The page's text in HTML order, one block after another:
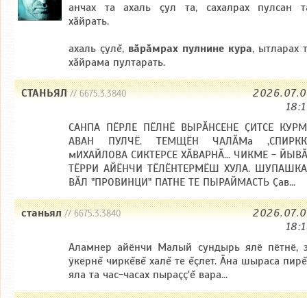
анчах та ахаль çул та, сахалрах пулсан
хăйрать.
ахаль çулĕ, вăрăмрах пулнине кура, ытларах
хăйрама пултарать.
СТАНЬЯЛ// 6675.3.3840
САНПА ПЁРЛЕ ПЁЛНЁ ВЫРӐНСЕНЕ ҪИТСЕ
АВАН ПУЛЧЁ. ТЕМЩЁН ЧАЛӐМа
мИХАЙЛОВА СИКТЕРСЕ ХӐВАРНӐ... ЧИКМЕ -
ТЁРРИ АЙЁНЧИ ТЁЛЁНТЕРМЁШ ХУЛА.
ВӐЛ "ПРОВИНЦИ" ПАТНЕ ТЕ ПЫРАЙМАСТЬ Ҫав...
станьял// 6675.3.3840
Аламнер айёнчи Малый сундырь ялё пётнё,
ÿкернĕ чиркĕвĕ халĕ те ĕçлет. Ăна шыраса
яла та час-часах пыраçç'ĕ вара...